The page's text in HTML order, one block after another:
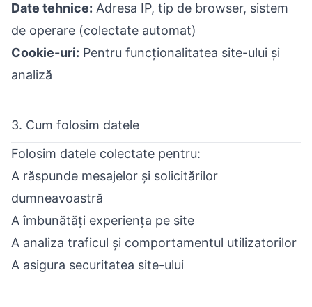
Date tehnice: Adresa IP, tip de browser, sistem
de operare (colectate automat)
Cookie-uri: Pentru funcționalitatea site-ului și
analiză
3. Cum folosim datele
Folosim datele colectate pentru:
A răspunde mesajelor și solicitărilor
dumneavoastră
A îmbunătăți experiența pe site
A analiza traficul și comportamentul utilizatorilor
A asigura securitatea site-ului